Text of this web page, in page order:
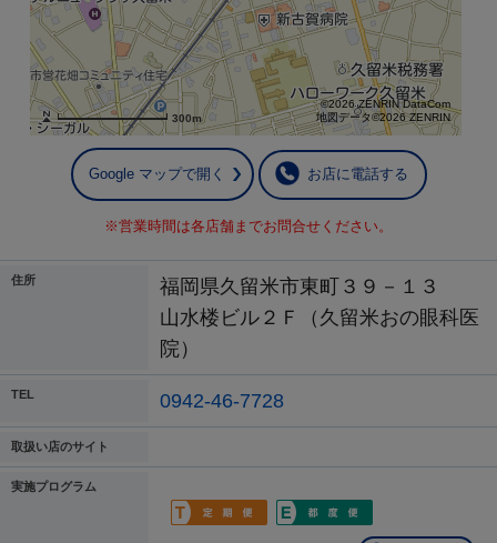
300m
©2026 ZENRIN DataCom
地図データ©2026 ZENRIN
Google マップで開く お店に電話する
※営業時間は各店舗までお問合せください。
住所
福岡県久留米市東町３９－１３
山水楼ビル２Ｆ（久留米おの眼科医
院）
TEL 0942-46-7728
取扱い店のサイト
実施プログラム